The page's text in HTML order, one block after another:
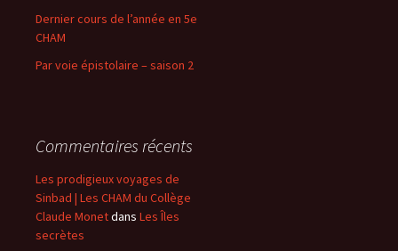
Dernier cours de l’année en 5e
CHAM
Par voie épistolaire – saison 2
Commentaires récents
Les prodigieux voyages de
Sinbad | Les CHAM du Collège
Claude Monetdans Les Îles
secrètes